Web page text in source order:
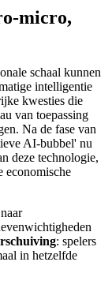
micro,
schaal kunnen
intelligentie
kwesties die
van toepassing
Na de fase van
AI-bubbel' nu
deze technologie,
economische
: spelers
in hetzelfde